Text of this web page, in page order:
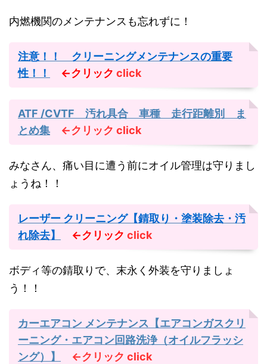
内燃機関のメンテナンスも忘れずに！
注意！！ クリーニングメンテナンスの重要
性！！
←クリック click
ATF /CVTF 汚れ具合 車種 走行距離別 ま
とめ集
←クリック click
みなさん、痛い目に遭う前にオイル管理は守りまし
ょうね！！
レーザー クリーニング【錆取り・塗装除去・汚
れ除去】
←クリック click
ボディ等の錆取りで、末永く外装を守りましょ
う！！
カーエアコン メンテナンス【エアコンガスクリ
ーニング・エアコン回路洗浄（オイルフラッシ
ング）】
←クリック click